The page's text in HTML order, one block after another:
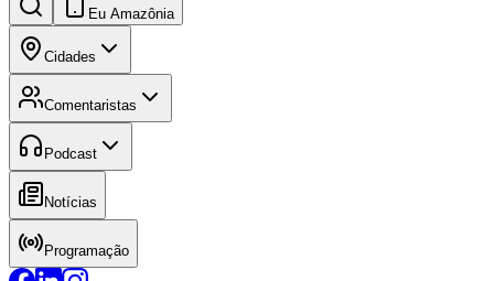
Eu Amazônia
Cidades
Comentaristas
Podcast
Notícias
Programação